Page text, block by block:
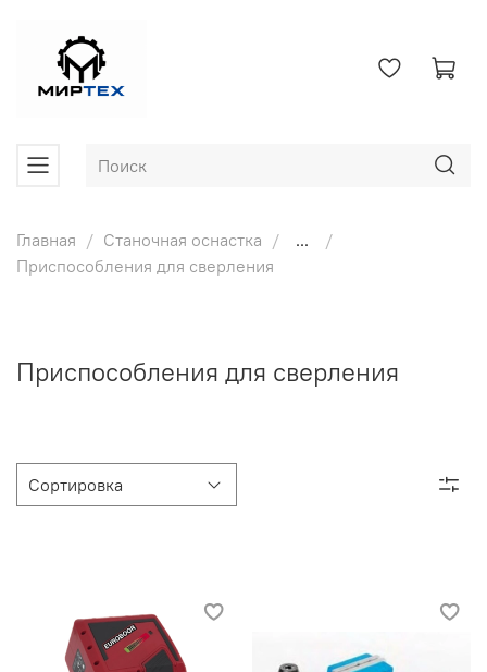
Главная Станочная оснастка
...
Приспособления для сверления
Приспособления для сверления